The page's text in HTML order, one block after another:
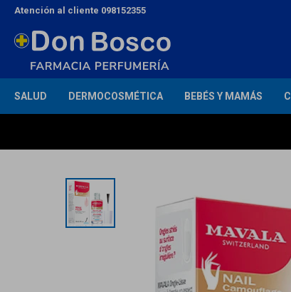
SALUD DERMOCOSMÉTICA BEBÉS Y MAMÁS
Atención al cliente 098152355